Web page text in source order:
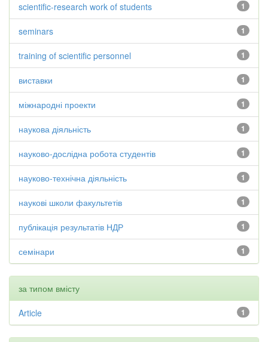
1
scientific-research work of students
1
seminars
1
training of scientific personnel
1
виставки
1
міжнародні проекти
1
наукова діяльність
1
науково-дослідна робота студентів
1
науково-технічна діяльність
1
наукові школи факультетів
1
публікація результатів НДР
1
семінари
за типом вмісту
1
Article